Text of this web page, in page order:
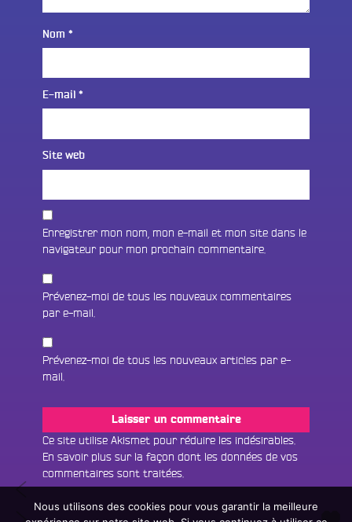
Nom *
E-mail *
Site web
Enregistrer mon nom, mon e-mail et mon site dans le
navigateur pour mon prochain commentaire.
Prévenez-moi de tous les nouveaux commentaires
par e-mail.
Prévenez-moi de tous les nouveaux articles par e-
mail.
Ce site utilise Akismet pour réduire les indésirables.
En savoir plus sur la façon dont les données de vos
commentaires sont traitées
Navigation
Sweet
Gum
Écouter le direct
Nous utilisons des cookies pour vous garantir la meilleure